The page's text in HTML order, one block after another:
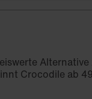
Crocodile ab